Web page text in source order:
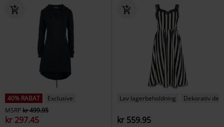
40% RABAT
Exclusive
MSRPkr 499.95
kr 297.45
Lav lagerbeholdning Dekorativ
kr 559.95